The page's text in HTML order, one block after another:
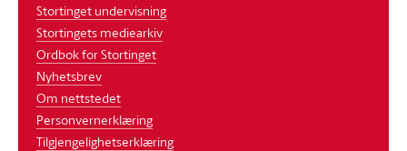
Stortinget undervisning
Stortingets mediearkiv
Ordbok for Stortinget
Nyhetsbrev
Om nettstedet
Personvernerklæring
Tilgjengelighetserklæring